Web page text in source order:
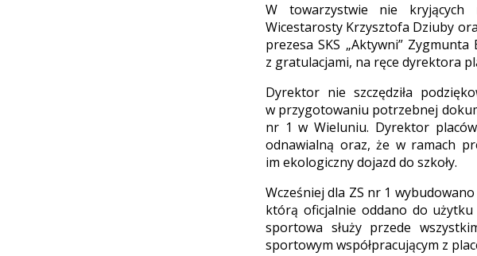
W towarzystwie nie kryjących
Wicestarosty Krzysztofa Dziuby
prezesa SKS „Aktywni” Zygmunta
z gratulacjami, na ręce dyrektora
Dyrektor nie szczędziła
w przygotowaniu potrzebnej
nr 1 w Wieluniu. Dyrektor
odnawialną oraz, że w ramach
im ekologiczny dojazd do szkoły.
Wcześniej dla ZS nr 1
którą oficjalnie oddano do
sportowa służy przede
sportowym współpracującym z